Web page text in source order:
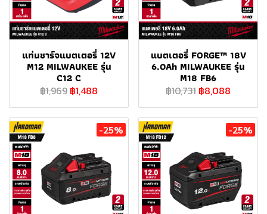
แท่นชาร์จแบตเตอรี่ 12V
M12 MILWAUKEE รุ่น
C12 C
฿1,969 ฿1,488
แบตเตอรี่ FORGE™ 18V
6.0Ah MILWAUKEE รุ่น
M18 FB6
฿10,731 ฿8,088
-25% -25%